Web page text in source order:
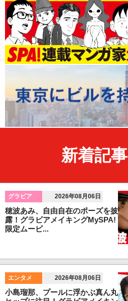
新着記事
グラビア 2026年08月06日
穂波あみ、自由自在のポーズを披
露！グラビアメイキングMySPA!
限定ムービ...
エンタメ 2026年08月06日
小島瑠那、プールに浮かぶ真ん丸